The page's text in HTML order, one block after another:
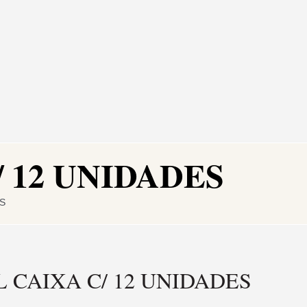
UNIDADES
CAIXA C/ 12 UNIDADES